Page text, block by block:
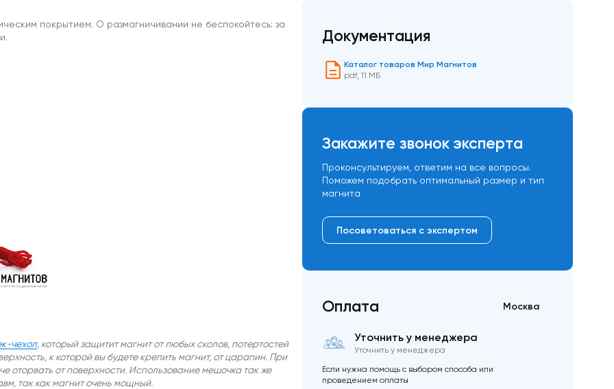
покрытием. О размагничивании не беспокойтесь: за
чехол, который защитит магнит от любых сколов, потертостей
к которой вы будете крепить магнит, от царапин. При
от поверхности. Использование мешочка так же
так как магнит очень мощный.
Документация
Каталог товаров Мир Магнитов
pdf,11 МБ
Закажите звонок эксперта
Проконсультируем, ответим на все вопросы.
Поможем подобрать оптимальный размер и тип
магнита
Посоветоваться с экспертом
Оплата Москва
Уточнить у менеджера
Уточнить у менеджера
Если нужна помощь с выбором способа или
проведением оплаты